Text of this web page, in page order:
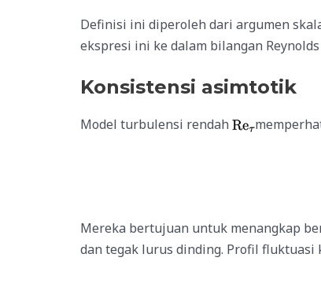
Definisi ini diperoleh dari argumen
ekspresi ini ke dalam bilangan
Konsistensi asimtotik
Model turbulensi rendah
Mereka bertujuan untuk menangkap
dan tegak lurus dinding. Profil fluktuasi